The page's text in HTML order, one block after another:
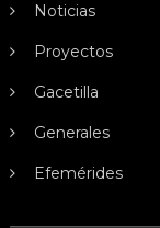
Noticias
Proyectos
Gacetilla
Generales
Efemérides